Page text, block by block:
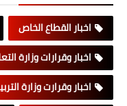
اخبار القطاع الخاص
اخبار وقرارات وزارة
اخبار وقرارت وزارة